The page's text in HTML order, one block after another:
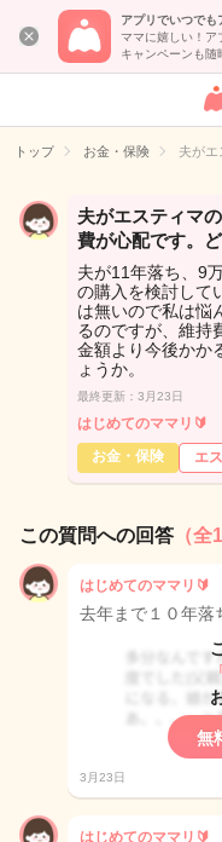
アプリでいつでも
ママに嬉しい！ア
キャンペーンも随
トップ お金・保険 夫が
夫がエスティマ
費が心配です。
夫が11年落ち、9
の購入を検討して
は無いので私は悩
るのですが、維持
金額より今後かか
ょうか。
最終更新：3月23日
はじめてのママリ🔰
お金・保険
エ
この質問への回答 （全
はじめてのママリ🔰
去年まで１０年落
無
3月23日
はじめてのママリ🔰